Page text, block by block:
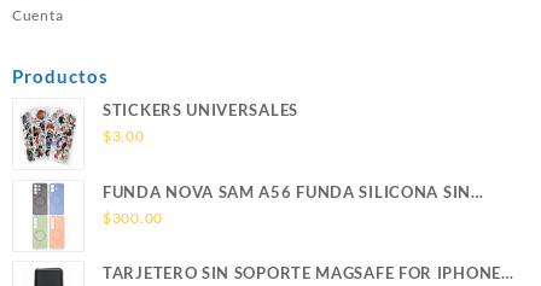
Cuenta
Productos
STICKERS UNIVERSALES
$3.00
FUNDA NOVA SAM A56 FUNDA SILICONA SIN
SOPORTE MAGNETICO SAMSUNG
$300.00
TARJETERO SIN SOPORTE MAGSAFE FOR IPHONE